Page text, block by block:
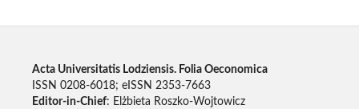
Acta Universitatis Lodziensis. Folia Oeconomica
ISSN 0208-6018; eISSN 2353-7663
Editor-in-Chief: Elżbieta Roszko-Wojtowicz